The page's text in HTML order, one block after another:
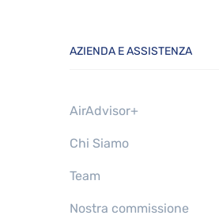
AZIENDA E ASSISTENZA
AirAdvisor+
Chi Siamo
Team
Nostra commissione